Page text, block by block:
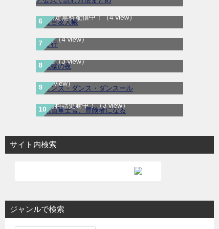
夏目友人帳｜最新刊30巻！マンガParkで期
間限定無料配信中！（4 view）
ま行（4 view）
鬼獄の夜｜全14巻完結！最終話まで全話無
料で読める公式マンガアプリ＿マンガ
Mee（3 view）
ダンス・ダンス・ダンスール｜最新刊第25
巻！全話無料で読める公式マンガアプリ！
（3 view）
航宙軍士官、冒険者になる｜最新刊第6巻！
第5巻まで無料で読めるマンガアプリ！※順
次無料話更新中！（3 view）
サイト内検索
ジャンルで検索